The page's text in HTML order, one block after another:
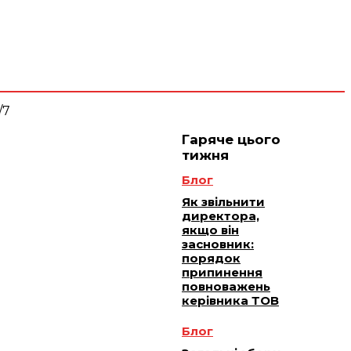
Гаряче цього
тижня
Блог
Як звільнити
директора,
якщо він
засновник:
порядок
припинення
повноважень
керівника ТОВ
Блог